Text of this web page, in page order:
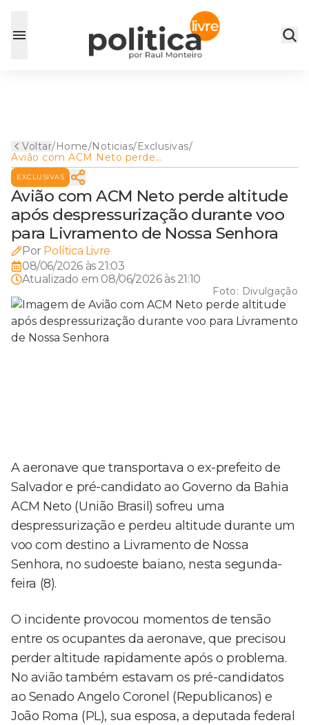
Voltar/Home/Noticias/Exclusivas/
Avião com ACM Neto perde
altitude após
despressurização durante
voo para Livramento de
Nossa Senhora
EXCLUSIVAS
Avião com ACM Neto perde altitude
após despressurização durante voo
para Livramento de Nossa Senhora
Por Política Livre
08/06/2026 às 21:03
Atualizado em 08/06/2026 às 21:10
Foto: Divulgação
A aeronave que transportava o ex-prefeito de
Salvador e pré-candidato ao Governo da Bahia
ACM Neto (União Brasil) sofreu uma
despressurização e perdeu altitude durante um
voo com destino a Livramento de Nossa
Senhora, no sudoeste baiano, nesta segunda-
feira (8).
O incidente provocou momentos de tensão
entre os ocupantes da aeronave, que precisou
perder altitude rapidamente após o problema.
No avião também estavam os pré-candidatos
ao Senado Angelo Coronel (Republicanos) e
João Roma (PL), sua esposa, a deputada federal